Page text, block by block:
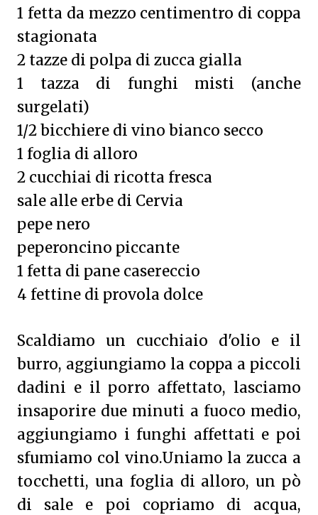
1 fetta da mezzo centimentro di coppa
stagionata
2 tazze di polpa di zucca gialla
1 tazza di funghi misti (anche
surgelati)
1/2 bicchiere di vino bianco secco
1 foglia di alloro
2 cucchiai di ricotta fresca
sale alle erbe di Cervia
pepe nero
peperoncino piccante
1 fetta di pane casereccio
4 fettine di provola dolce
Scaldiamo un cucchiaio d'olio e il
burro, aggiungiamo la coppa a piccoli
dadini e il porro affettato, lasciamo
insaporire due minuti a fuoco medio,
aggiungiamo i funghi affettati e poi
sfumiamo col vino.Uniamo la zucca a
tocchetti, una foglia di alloro, un pò
di sale e poi copriamo di acqua,